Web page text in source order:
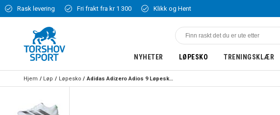
Rask levering Fri frakt fra kr 1 300 Klikk og Hent
NYHETER LØPESKO TRENINGSKLÆR
Hjem Løp Løpesko Adidas Adizero Adios 9 Løpesko Dame Hvit/Grå